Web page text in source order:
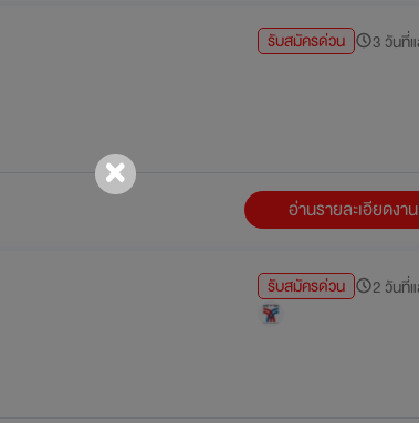
รับสมัครด่วน 3 วันที่
อ่านรายละเอียดงาน
รับสมัครด่วน 2 วันที่